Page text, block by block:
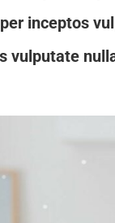
inceptos
vulputate